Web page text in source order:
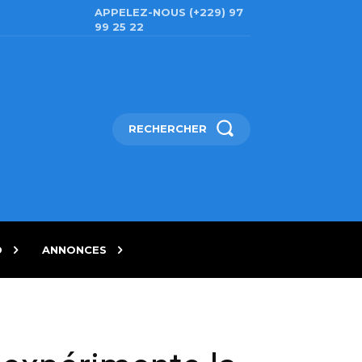
APPELEZ-NOUS (+229) 97
99 25 22
RECHERCHER
ANNONCES